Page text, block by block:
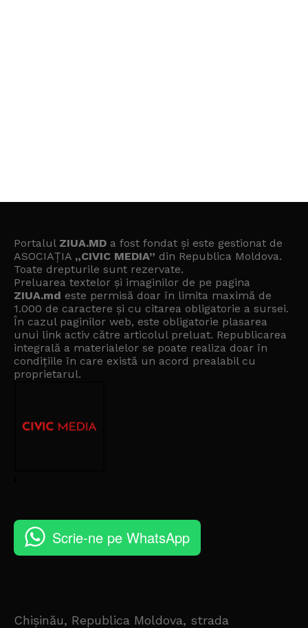
Portalul ZIUA.MD a fost fondat și este gestionat de
ASOCIAȚIA „CIVIC MEDIA” din Republica Moldova.
Toate drepturile sunt rezervate.
Preluarea textelor și imaginilor de pe pagina
ZIUA.md este permisă doar în limita maximă de
1.000 de caractere și cu citarea obligatorie a sursei.
În cazul paginilor web, este obligatorie plasarea
unui link activ către articolul preluat. Republicarea
integrală a materialelor se poate realiza doar în
condițiile în care există un acord prealabil cu
proprietarul.
Scrie-ne pe WhatsApp
Chișinău, Republica Moldova, strada